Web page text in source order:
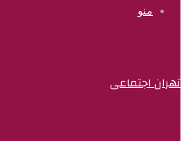
منو
تهران اجتماعی